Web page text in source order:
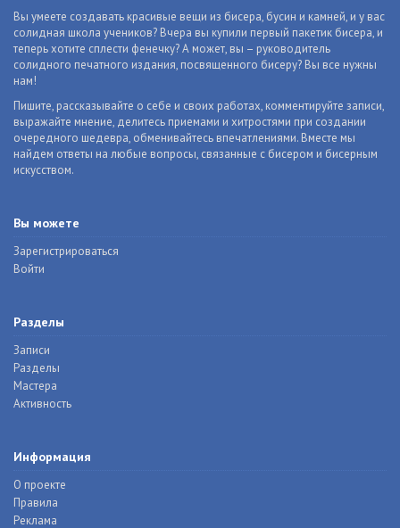
Вы умеете создавать красивые вещи из бисера, бусин и камней, и у вас
солидная школа учеников? Вчера вы купили первый пакетик бисера, и
теперь хотите сплести фенечку? А может, вы – руководитель
солидного печатного издания, посвященного бисеру? Вы все нужны
нам!
Пишите, рассказывайте о себе и своих работах, комментируйте записи,
выражайте мнение, делитесь приемами и хитростями при создании
очередного шедевра, обменивайтесь впечатлениями. Вместе мы
найдем ответы на любые вопросы, связанные с бисером и бисерным
искусством.
Вы можете
Зарегистрироваться
Войти
Разделы
Записи
Разделы
Мастера
Активность
Информация
О проекте
Правила
Реклама